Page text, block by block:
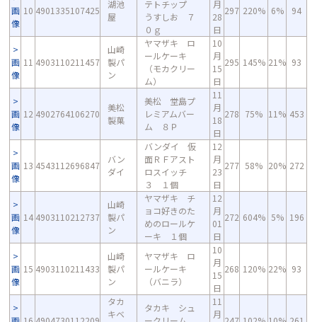
画
像
10 4901335107425
湖池
屋
テトチップ
うすしお ７
０ｇ
月
28
日
297 220% 6% 94
画
像
11 4903110211457
山崎
製パ
ン
ヤマザキ ロ
ールケーキ
（モカクリー
ム）
10
月
15
日
295 145% 21% 93
画
像
12 4902764106270
美松
製菓
美松 堂島プ
レミアムバー
ム ８Ｐ
11
月
18
日
278 75% 11% 453
画
像
13 4543112696847
バン
ダイ
バンダイ 仮
面ＲＦアスト
ロスイッチ
３ １個
12
月
23
日
277 58% 20% 272
画
像
14 4903110212737
山崎
製パ
ン
ヤマザキ チ
ョコ好きのた
めのロールケ
ーキ １個
12
月
01
日
272 604% 5% 196
画
像
15 4903110211433
山崎
製パ
ン
ヤマザキ ロ
ールケーキ
（バニラ）
10
月
15
日
268 120% 22% 93
タカ
キベ
タカキ シュ
11
月